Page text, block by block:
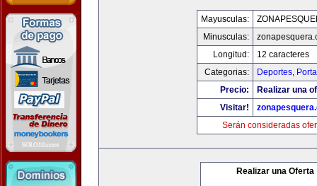
Mayusculas:
Minusculas:
Longitud:
12 caracteres
Categorias:
Deportes,
Precio:
Realizar una
Visitar!
Serán consideradas
Realizar una Oferta